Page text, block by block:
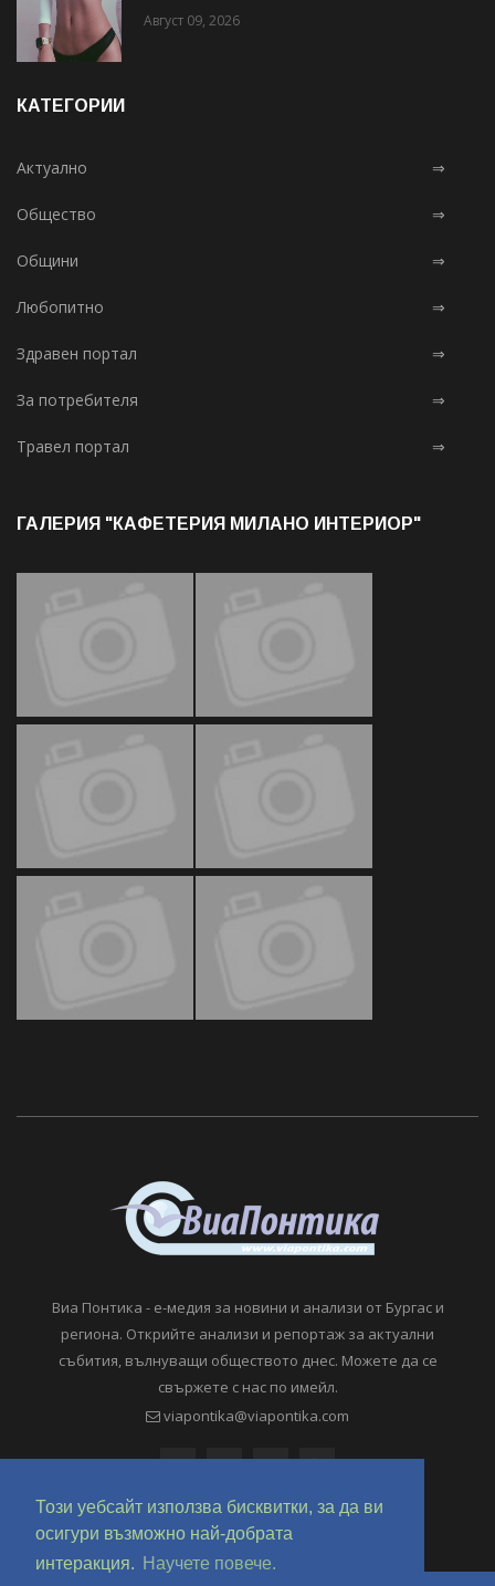
Този уебсайт използва бисквитки, за да ви
осигури възможно най-добрата
интеракция.
Научете повече.
Август 09, 2026
КАТЕГОРИИ
Актуално ⇒
Общество ⇒
Общини ⇒
Любопитно ⇒
Здравен портал ⇒
За потребителя ⇒
Травел портал ⇒
ГАЛЕРИЯ "КАФЕТЕРИЯ МИЛАНО ИНТЕРИОР"
Виа Понтика - е-медия за новини и анализи от Бургас и
региона. Открийте анализи и репортаж за актуални
събития, вълнуващи обществото днес. Можете да се
свържете с нас по имейл.
viapontika@viapontika.com